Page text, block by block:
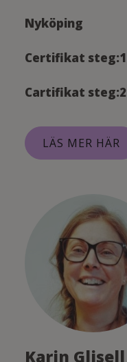
Nyköping
Certifikat steg:1
Cartifikat steg:2
LÄS MER HÄR
Karin Glisell